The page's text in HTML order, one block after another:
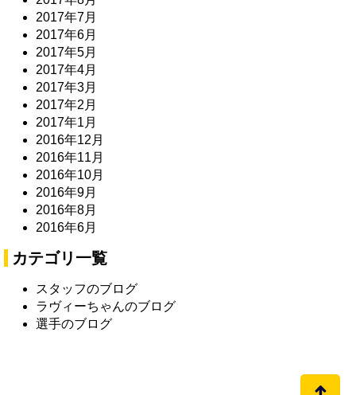
2017年7月
2017年6月
2017年5月
2017年4月
2017年3月
2017年2月
2017年1月
2016年12月
2016年11月
2016年10月
2016年9月
2016年8月
2016年6月
カテゴリ一覧
スタッフのブログ
ラヴィーちゃんのブログ
選手のブログ